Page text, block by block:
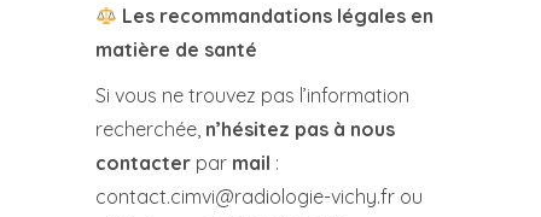
Les recommandations légales en
matière de santé
Si vous ne trouvez pas l’information
recherchée, n’hésitez pas à nous
contacter par mail :
contact.cimvi@radiologie-vichy.fr ou